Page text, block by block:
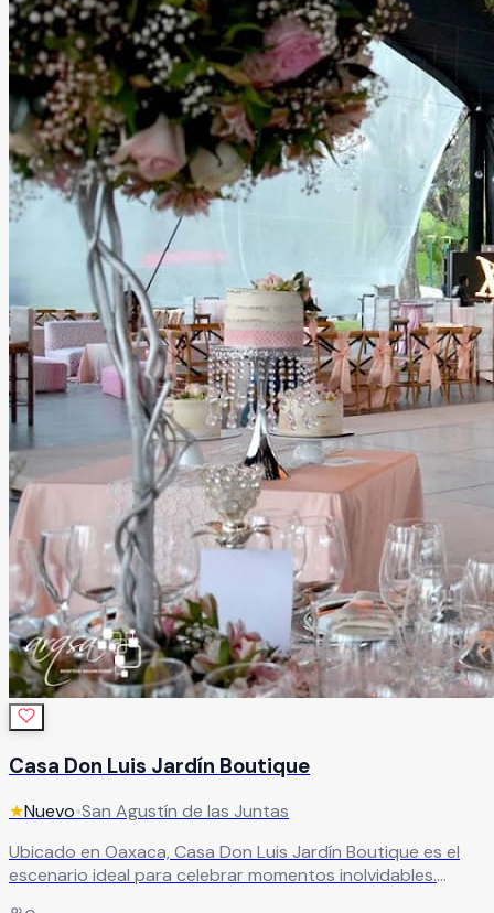
Casa Don Luis Jardín Boutique
★Nuevo•San Agustín de las Juntas
Ubicado en Oaxaca, Casa Don Luis Jardín Boutique es el
escenario ideal para celebrar momentos inolvidables.